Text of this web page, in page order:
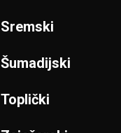
Sremski
Šumadijski
Toplički